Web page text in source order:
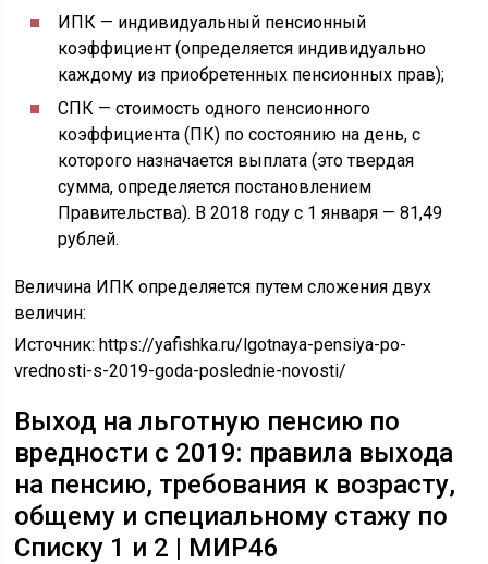
ИПК — индивидуальный пенсионный
коэффициент (определяется индивидуально
каждому из приобретенных пенсионных прав);
СПК — стоимость одного пенсионного
коэффициента (ПК) по состоянию на день, с
которого назначается выплата (это твердая
сумма, определяется постановлением
Правительства). В 2018 году с 1 января — 81,49
рублей.
Величина ИПК определяется путем сложения двух
величин:
Источник:https://yafishka.ru/lgotnaya-pensiya-po-
vrednosti-s-2019-goda-poslednie-novosti/
Выход на льготную пенсию по
вредности с 2019: правила выхода
на пенсию, требования к возрасту,
общему и специальному стажу по
Списку 1 и 2 | MИР46